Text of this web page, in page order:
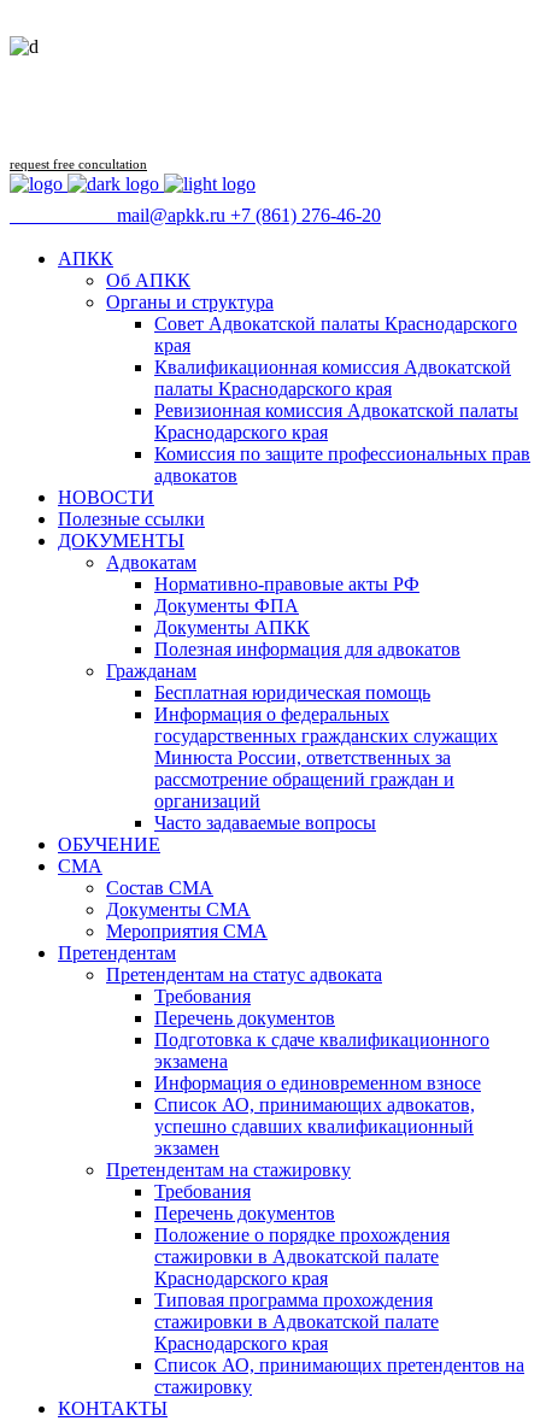
request free concultation
mail@apkk.ru +7 (861) 276-46-20
АПКК
Об АПКК
Органы и структура
Совет Адвокатской палаты Краснодарского
края
Квалификационная комиссия Адвокатской
палаты Краснодарского края
Ревизионная комиссия Адвокатской палаты
Краснодарского края
Комиссия по защите профессиональных прав
адвокатов
НОВОСТИ
Полезные ссылки
ДОКУМЕНТЫ
Адвокатам
Нормативно-правовые акты РФ
Документы ФПА
Документы АПКК
Полезная информация для адвокатов
Гражданам
Бесплатная юридическая помощь
Информация о федеральных
государственных гражданских служащих
Минюста России, ответственных за
рассмотрение обращений граждан и
организаций
Часто задаваемые вопросы
ОБУЧЕНИЕ
СМА
Состав СМА
Документы СМА
Мероприятия СМА
Претендентам
Претендентам на статус адвоката
Требования
Перечень документов
Подготовка к сдаче квалификационного
экзамена
Информация о единовременном взносе
Список АО, принимающих адвокатов,
успешно сдавших квалификационный
экзамен
Претендентам на стажировку
Требования
Перечень документов
Положение о порядке прохождения
стажировки в Адвокатской палате
Краснодарского края
Типовая программа прохождения
стажировки в Адвокатской палате
Краснодарского края
Список АО, принимающих претендентов на
стажировку
КОНТАКТЫ